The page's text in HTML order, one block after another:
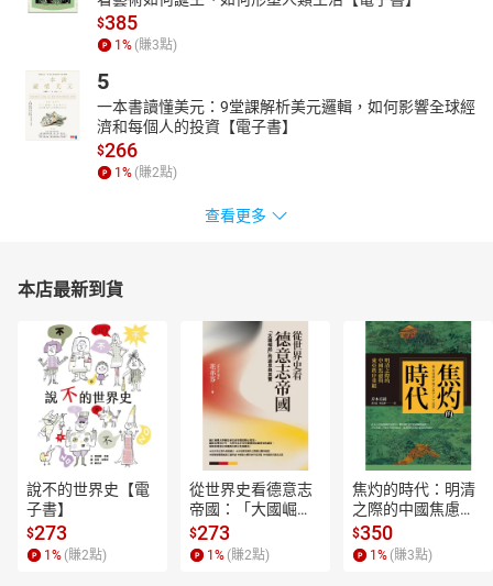
$385
1% (賺3點)
5
一本書讀懂美元：9堂課解析美元邏輯，如何影響全球經
濟和每個人的投資【電子書】
$266
1% (賺2點)
查看更多
本店最新到貨
說不的世界史【電
子書】
$273
1 % (賺2點)
從世界史看德意志
帝國：「大國崛
起」的迷思與真實
【電子書】
$273
1 % (賺2點)
焦灼的時代：明清
之際的中國焦慮與
東亞秩序重組【電
子書】
$350
1 % (賺3點)